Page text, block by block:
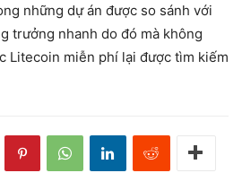
những dự án được so sánh với
trưởng nhanh do đó mà không
Litecoin miễn phí lại được tìm kiếm